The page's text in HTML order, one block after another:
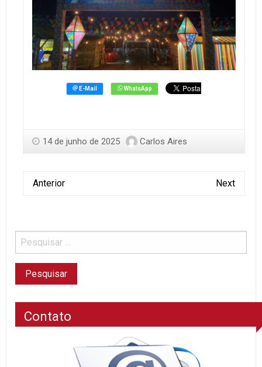
14 de junho de 2025 Carlos Aires
Anterior Next
Contato